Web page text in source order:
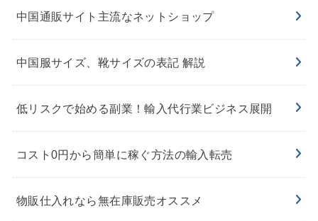
中国通販サイト主流なネットショップ
中国服サイズ、靴サイズの表記 解説
低リスクで始める副業！輸入代行業ビジネス展開
コスト0円から簡単に稼ぐ方法の輸入転売
物販仕入れなら無在庫販売オススメ